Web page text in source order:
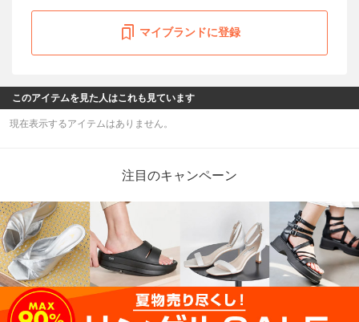
マイブランドに登録
このアイテムを見た人はこれも見ています
現在表示するアイテムはありません。
注目のキャンペーン